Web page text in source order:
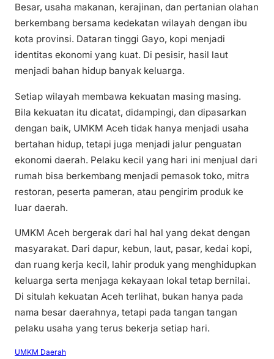
Besar, usaha makanan, kerajinan, dan pertanian olahan
berkembang bersama kedekatan wilayah dengan ibu
kota provinsi. Dataran tinggi Gayo, kopi menjadi
identitas ekonomi yang kuat. Di pesisir, hasil laut
menjadi bahan hidup banyak keluarga.
Setiap wilayah membawa kekuatan masing masing.
Bila kekuatan itu dicatat, didampingi, dan dipasarkan
dengan baik, UMKM Aceh tidak hanya menjadi usaha
bertahan hidup, tetapi juga menjadi jalur penguatan
ekonomi daerah. Pelaku kecil yang hari ini menjual dari
rumah bisa berkembang menjadi pemasok toko, mitra
restoran, peserta pameran, atau pengirim produk ke
luar daerah.
UMKM Aceh bergerak dari hal hal yang dekat dengan
masyarakat. Dari dapur, kebun, laut, pasar, kedai kopi,
dan ruang kerja kecil, lahir produk yang menghidupkan
keluarga serta menjaga kekayaan lokal tetap bernilai.
Di situlah kekuatan Aceh terlihat, bukan hanya pada
nama besar daerahnya, tetapi pada tangan tangan
pelaku usaha yang terus bekerja setiap hari.
UMKM Daerah